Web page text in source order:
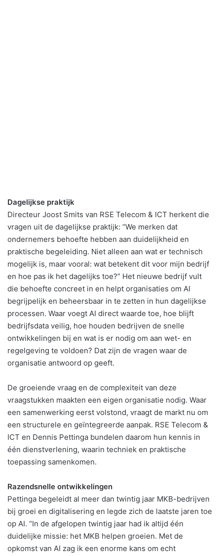
Dagelijkse praktijk
Directeur Joost Smits van RSE Telecom & ICT herkent die
vragen uit de dagelijkse praktijk: “We merken dat
ondernemers behoefte hebben aan duidelijkheid en
praktische begeleiding. Niet alleen aan wat er technisch
mogelijk is, maar vooral: wat betekent dit voor mijn bedrijf
en hoe pas ik het dagelijks toe?” Het nieuwe bedrijf vult
die behoefte concreet in en helpt organisaties om AI
begrijpelijk en beheersbaar in te zetten in hun dagelijkse
processen. Waar voegt AI direct waarde toe, hoe blijft
bedrijfsdata veilig, hoe houden bedrijven de snelle
ontwikkelingen bij en wat is er nodig om aan wet- en
regelgeving te voldoen? Dat zijn de vragen waar de
organisatie antwoord op geeft.
De groeiende vraag en de complexiteit van deze
vraagstukken maakten een eigen organisatie nodig. Waar
een samenwerking eerst volstond, vraagt de markt nu om
een structurele en geïntegreerde aanpak. RSE Telecom &
ICT en Dennis Pettinga bundelen daarom hun kennis in
één dienstverlening, waarin techniek en praktische
toepassing samenkomen.
Razendsnelle ontwikkelingen
Pettinga begeleidt al meer dan twintig jaar MKB-bedrijven
bij groei en digitalisering en legde zich de laatste jaren toe
op AI. “In de afgelopen twintig jaar had ik altijd één
duidelijke missie: het MKB helpen groeien. Met de
opkomst van AI zag ik een enorme kans om echt